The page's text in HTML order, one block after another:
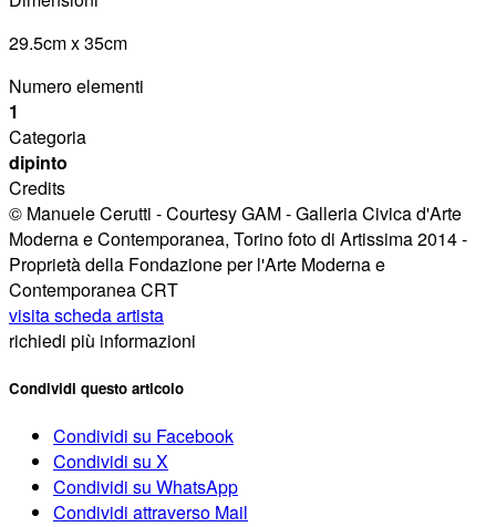
29.5cm x 35cm
Numero elementi
1
Categoria
dipinto
Credits
© Manuele Cerutti - Courtesy GAM - Galleria Civica d'Arte
Moderna e Contemporanea, Torino foto di Artissima 2014 -
Proprietà della Fondazione per l'Arte Moderna e
Contemporanea CRT
visita scheda artista
richiedi più informazioni
Condividi questo articolo
Condividi su Facebook
Condividi su X
Condividi su WhatsApp
Condividi attraverso Mail